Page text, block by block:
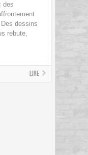
des
dessins
rebute,
Lire